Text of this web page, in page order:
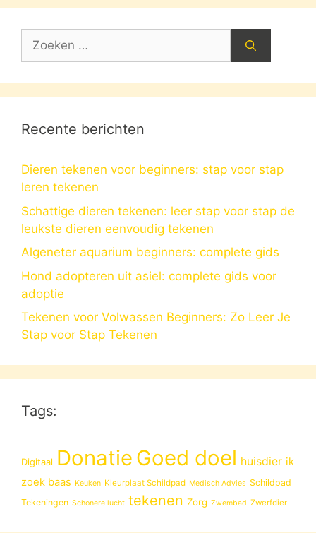
Zoek
Recente berichten
Dieren tekenen voor beginners: stap voor stap
leren tekenen
Schattige dieren tekenen: leer stap voor stap de
leukste dieren eenvoudig tekenen
Algeneter aquarium beginners: complete gids
Hond adopteren uit asiel: complete gids voor
adoptie
Tekenen voor Volwassen Beginners: Zo Leer Je
Stap voor Stap Tekenen
Tags:
Digitaal Donatie Goed doel huisdier ik
zoek baas Keuken Kleurplaat Schildpad Medisch Advies Schildpad
Tekeningen Schonere lucht tekenen Zorg Zwembad Zwerfdier